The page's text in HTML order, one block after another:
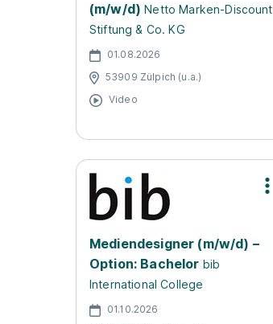
(m/w/d) Netto Marken-Discount
Stiftung & Co. KG
01.08.2026
53909 Zülpich (u.a.)
Video
Mediendesigner (m/w/d) –
Option: Bachelor bib
International College
01.10.2026